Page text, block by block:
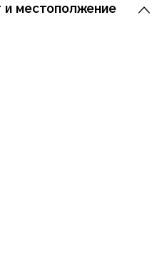
12000*9000
резолюция на
в зависимост от
видеото
1080*1920
варира в